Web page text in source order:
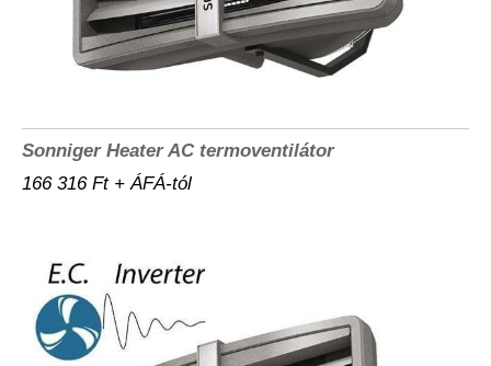
Sonniger Heater AC termoventilátor
166 316 Ft + ÁFÁ-tól